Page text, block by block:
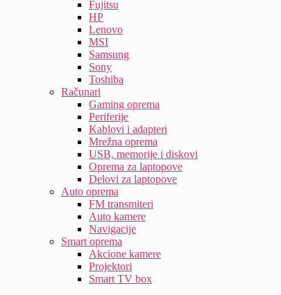
Fujitsu
HP
Lenovo
MSI
Samsung
Sony
Toshiba
Računari
Gaming oprema
Periferije
Kablovi i adapteri
Mrežna oprema
USB, memorije i diskovi
Oprema za laptopove
Delovi za laptopove
Auto oprema
FM transmiteri
Auto kamere
Navigacije
Smart oprema
Akcione kamere
Projektori
Smart TV box